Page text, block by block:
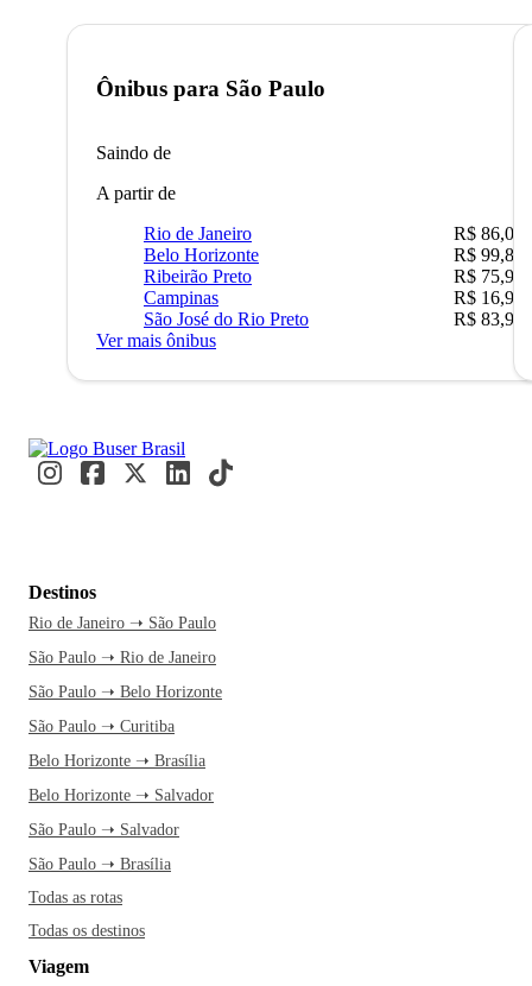
Ônibus para São Paulo
Saindo de
A partir de
Rio de Janeiro
R$ 86,00
Belo Horizonte
R$ 99,89
Ribeirão Preto
R$ 75,90
Campinas
R$ 16,90
São José do Rio Preto
R$ 83,90
Ver mais ônibus
Destinos
Rio de Janeiro ➝ São Paulo
São Paulo ➝ Rio de Janeiro
São Paulo ➝ Belo Horizonte
São Paulo ➝ Curitiba
Belo Horizonte ➝ Brasília
Belo Horizonte ➝ Salvador
São Paulo ➝ Salvador
São Paulo ➝ Brasília
Todas as rotas
Todas os destinos
Viagem